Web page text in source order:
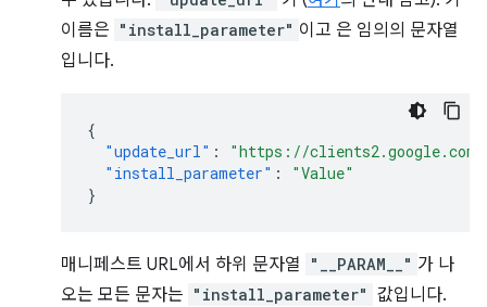
이름은 "install_parameter" 이고 은 임의의 문자열
입니다.
{
"update_url" :
"https://
"install_parameter" :
"Value"
}
매니페스트 URL에서 하위 문자열 "__PARAM__" 가 나
오는 모든 문자는 "install_parameter" 값입니다.